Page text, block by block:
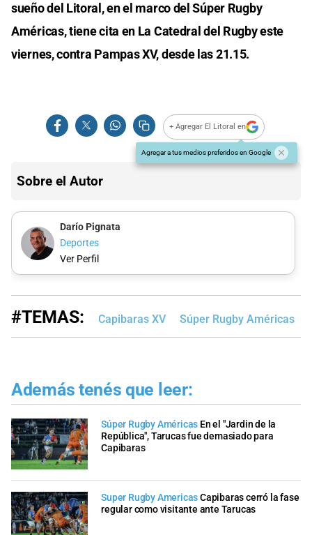
sueño del Litoral, en el marco del Súper Rugby
Américas, tiene cita en La Catedral del Rugby este
viernes, contra Pampas XV, desde las 21.15.
+ Agregar El Litoral en
Agregar a tus medios preferidos en Google
Sobre el Autor
Darío Pignata
Deportes
Ver Perfil
#TEMAS: Capibaras XV Súper Rugby Américas
Además tenés que leer:
Súper Rugby Américas En el "Jardin de la
República", Tarucas fue demasiado para
Capibaras
Super Rugby AmericasCapibaras cerró la fase
regular como visitante ante Tarucas